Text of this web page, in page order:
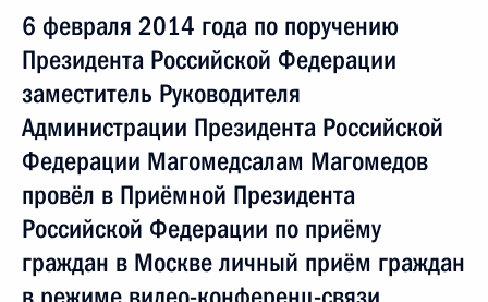
6 февраля 2014 года по поручению
Президента Российской Федерации
заместитель Руководителя
Администрации Президента Российской
Федерации Магомедсалам Магомедов
провёл в Приёмной Президента
Российской Федерации по приёму
граждан в Москве личный приём граждан